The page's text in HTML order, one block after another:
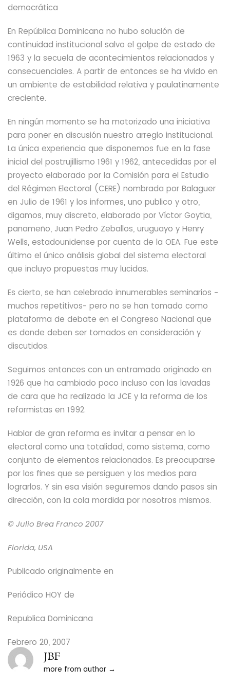
democrática
En República Dominicana no hubo solución de
continuidad institucional salvo el golpe de estado de
1963 y la secuela de acontecimientos relacionados y
consecuenciales. A partir de entonces se ha vivido en
un ambiente de estabilidad relativa y paulatinamente
creciente.
En ningún momento se ha motorizado una iniciativa
para poner en discusión nuestro arreglo institucional.
La única experiencia que disponemos fue en la fase
inicial del postrujillismo 1961 y 1962, antecedidas por el
proyecto elaborado por la Comisión para el Estudio
del Régimen Electoral (CERE) nombrada por Balaguer
en Julio de 1961 y los informes, uno publico y otro,
digamos, muy discreto, elaborado por Víctor Goytia,
panameño, Juan Pedro Zeballos, uruguayo y Henry
Wells, estadounidense por cuenta de la OEA. Fue este
último el único análisis global del sistema electoral
que incluyo propuestas muy lucidas.
Es cierto, se han celebrado innumerables seminarios -
muchos repetitivos- pero no se han tomado como
plataforma de debate en el Congreso Nacional que
es donde deben ser tomados en consideración y
discutidos.
Seguimos entonces con un entramado originado en
1926 que ha cambiado poco incluso con las lavadas
de cara que ha realizado la JCE y la reforma de los
reformistas en 1992.
Hablar de gran reforma es invitar a pensar en lo
electoral como una totalidad, como sistema, como
conjunto de elementos relacionados. Es preocuparse
por los fines que se persiguen y los medios para
lograrlos. Y sin esa visión seguiremos dando pasos sin
dirección, con la cola mordida por nosotros mismos.
© Julio Brea Franco 2007
Florida, USA
Publicado originalmente en
Periódico HOY de
Republica Dominicana
Febrero 20, 2007
JBF
more from author